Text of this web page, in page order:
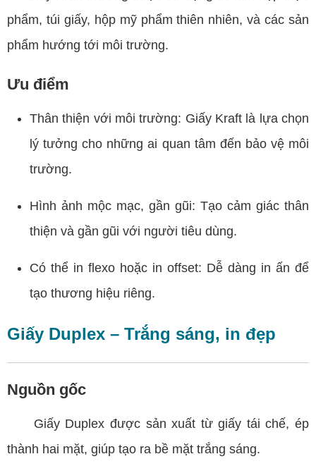
phẩm, túi giấy, hộp mỹ phẩm thiên nhiên, và các sản
phẩm hướng tới môi trường.
Ưu điểm
Thân thiện với môi trường: Giấy Kraft là lựa chọn
lý tưởng cho những ai quan tâm đến bảo vệ môi
trường.
Hình ảnh mộc mạc, gần gũi: Tạo cảm giác thân
thiện và gần gũi với người tiêu dùng.
Có thể in flexo hoặc in offset: Dễ dàng in ấn để
tạo thương hiệu riêng.
Giấy Duplex – Trắng sáng, in đẹp
Nguồn gốc
Giấy Duplex được sản xuất từ giấy tái chế, ép
thành hai mặt, giúp tạo ra bề mặt trắng sáng.